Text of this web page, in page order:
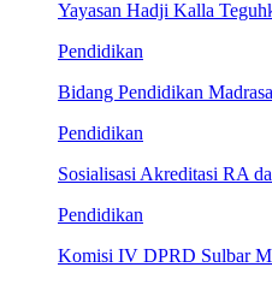
Yayasan Hadji Kalla
Pendidikan
Bidang Pendidikan
Pendidikan
Sosialisasi Akreditasi RA
Pendidikan
Komisi IV DPRD Sulbar